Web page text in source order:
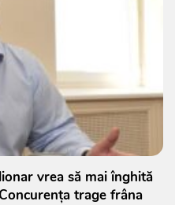
vrea să mai înghită
trage frâna